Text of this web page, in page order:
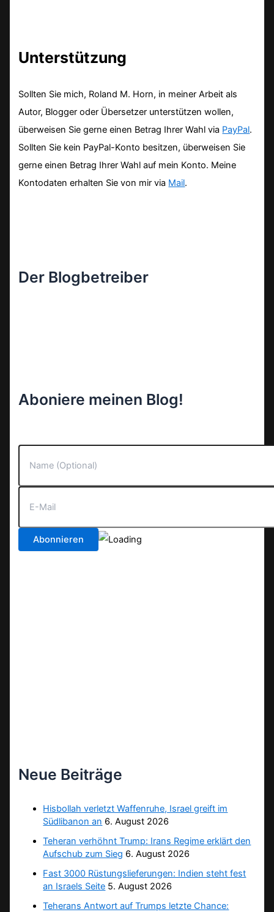
Unterstützung
Sollten Sie mich, Roland M. Horn, in meiner Arbeit als
Autor, Blogger oder Übersetzer unterstützen wollen,
überweisen Sie gerne einen Betrag Ihrer Wahl via PayPal.
Sollten Sie kein PayPal-Konto besitzen, überweisen Sie
gerne einen Betrag Ihrer Wahl auf mein Konto. Meine
Kontodaten erhalten Sie von mir via Mail.
Der Blogbetreiber
Aboniere meinen Blog!
Neue Beiträge
Hisbollah verletzt Waffenruhe, Israel greift im
Südlibanon an 6. August 2026
Teheran verhöhnt Trump: Irans Regime erklärt den
Aufschub zum Sieg 6. August 2026
Fast 3000 Rüstungslieferungen: Indien steht fest
an Israels Seite 5. August 2026
Teherans Antwort auf Trumps letzte Chance: